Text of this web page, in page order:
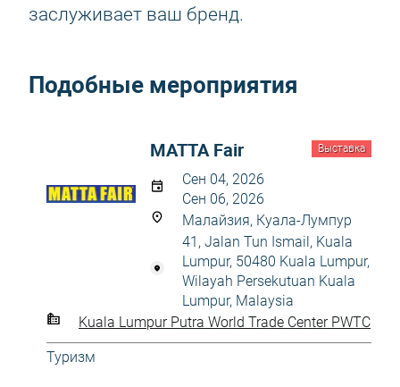
заслуживает ваш бренд.
Подобные мероприятия
Выставка
MATTA Fair
Сен 04, 2026
Сен 06, 2026
Малайзия, Куала-Лумпур
41, Jalan Tun Ismail, Kuala
Lumpur, 50480 Kuala Lumpur,
Wilayah Persekutuan Kuala
Lumpur, Malaysia
Kuala Lumpur Putra World Trade Center PWTC
Туризм